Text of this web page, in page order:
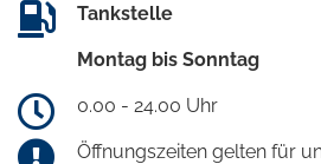
Tankstelle
Montag bis Sonntag
0.00 - 24.00 Uhr
Öffnungszeiten gelten für